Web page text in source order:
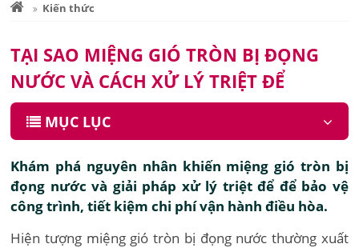
Kiến thức
TẠI SAO MIỆNG GIÓ TRÒN BỊ ĐỌNG
NƯỚC VÀ CÁCH XỬ LÝ TRIỆT ĐỂ
MỤC LỤC
Khám phá nguyên nhân khiến miệng gió tròn bị
đọng nước và giải pháp xử lý triệt để để bảo vệ
công trình, tiết kiệm chi phí vận hành điều hòa.
Hiện tượng miệng gió tròn bị đọng nước thường xuất